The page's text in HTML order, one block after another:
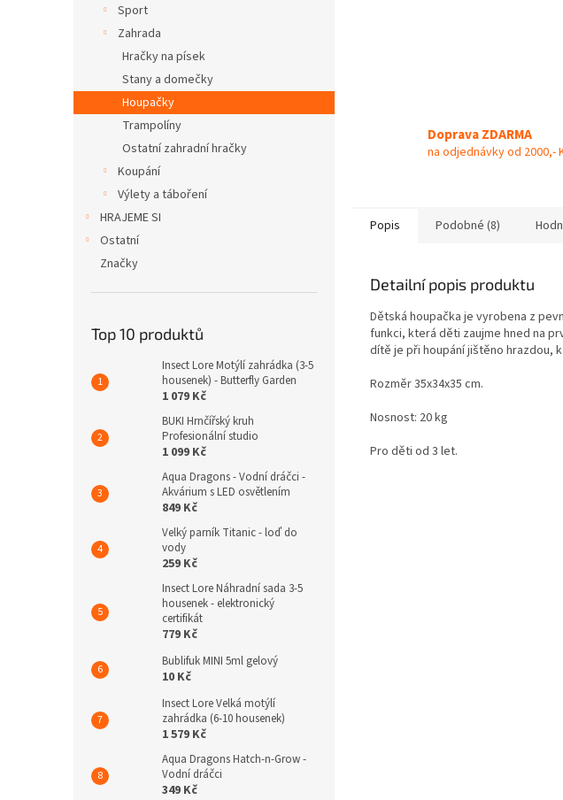
Sport
Zahrada
Hračky na písek
Stany a domečky
Houpačky
Trampolíny
Ostatní zahradní hračky
Koupání
Výlety a táboření
HRAJEME SI
Ostatní
Značky
Top 10 produktů
Insect Lore Motýlí zahrádka (3-5
housenek) - Butterfly Garden
1 079 Kč
BUKI Hrnčířský kruh
Profesionální studio
1 099 Kč
Aqua Dragons - Vodní dráčci -
Akvárium s LED osvětlením
849 Kč
Velký parník Titanic - loď do
vody
259 Kč
Insect Lore Náhradní sada 3-5
housenek - elektronický
certifikát
779 Kč
Bublifuk MINI 5ml gelový
10 Kč
Insect Lore Velká motýlí
zahrádka (6-10 housenek)
1 579 Kč
Aqua Dragons Hatch-n-Grow -
Vodní dráčci
349 Kč
Doprava ZDARMA
na odjednávky od 2000,-
Popis Podobné (8)
Detailní popis produktu
Dětská houpačka je vyrobena z
funkci, která děti zaujme hned na
dítě je při houpání jištěno hrazdou,
Rozměr 35x34x35 cm.
Nosnost: 20 kg
Pro děti od 3 let.